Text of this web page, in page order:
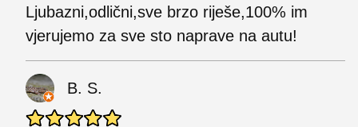
Ljubazni,odlični,sve brzo riješe,100% im
vjerujemo za sve sto naprave na autu!
B. S.